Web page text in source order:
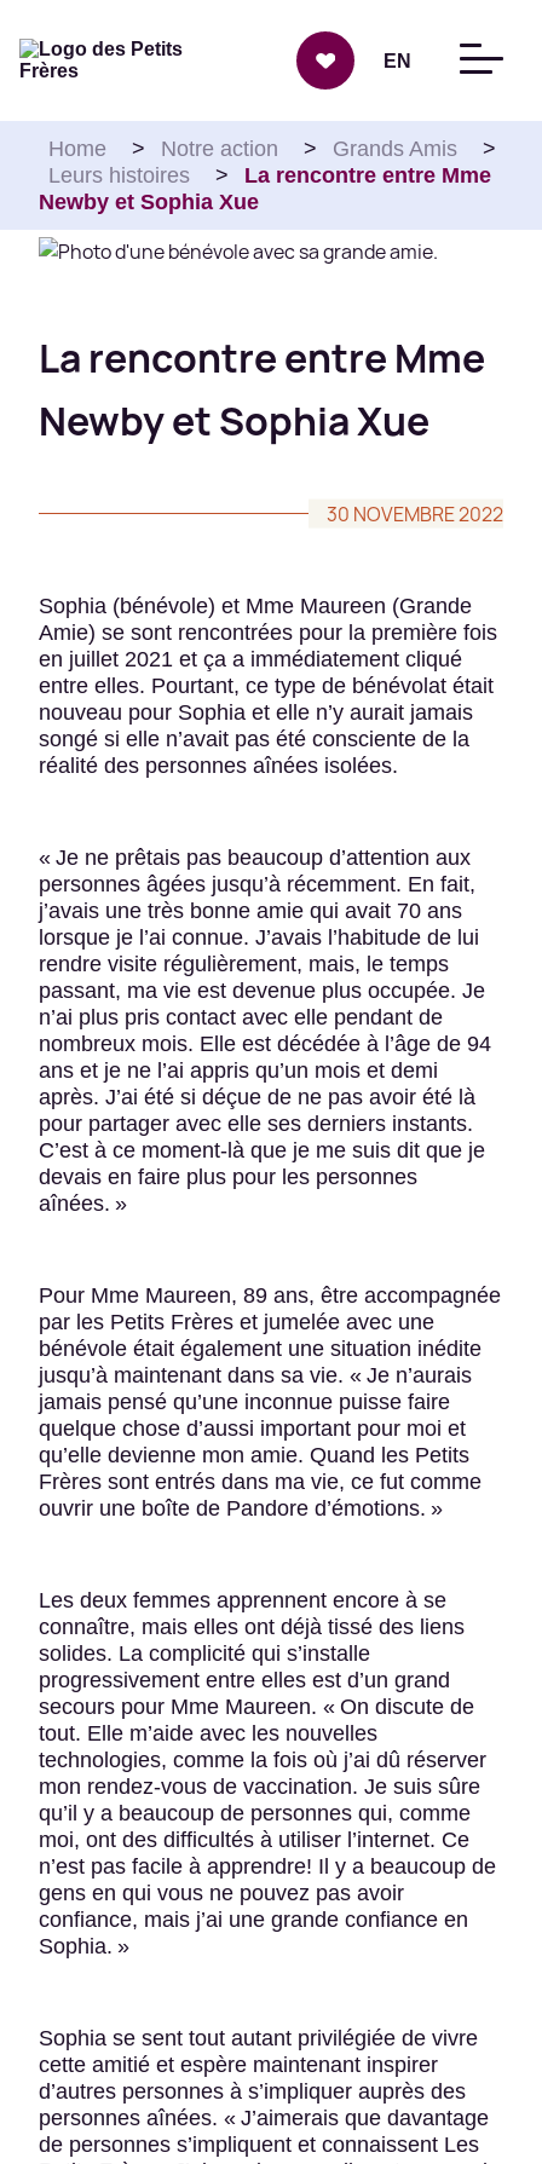
EN
Home > Notre action > Grands Amis
>
Leurs histoires
>
La rencontre entre Mme
Newby et Sophia Xue
La rencontre entre Mme
Newby et Sophia Xue
30 NOVEMBRE 2022
Sophia (bénévole) et Mme Maureen (Grande
Amie) se sont rencontrées pour la première fois
en juillet 2021 et ça a immédiatement cliqué
entre elles. Pourtant, ce type de bénévolat était
nouveau pour Sophia et elle n’y aurait jamais
songé si elle n’avait pas été consciente de la
réalité des personnes aînées isolées.
« Je ne prêtais pas beaucoup d’attention aux
personnes âgées jusqu’à récemment. En fait,
j’avais une très bonne amie qui avait 70 ans
lorsque je l’ai connue. J’avais l’habitude de lui
rendre visite régulièrement, mais, le temps
passant, ma vie est devenue plus occupée. Je
n’ai plus pris contact avec elle pendant de
nombreux mois. Elle est décédée à l’âge de 94
ans et je ne l’ai appris qu’un mois et demi
après. J’ai été si déçue de ne pas avoir été là
pour partager avec elle ses derniers instants.
C’est à ce moment-là que je me suis dit que je
devais en faire plus pour les personnes
aînées. »
Pour Mme Maureen, 89 ans, être accompagnée
par les Petits Frères et jumelée avec une
bénévole était également une situation inédite
jusqu’à maintenant dans sa vie. « Je n’aurais
jamais pensé qu’une inconnue puisse faire
quelque chose d’aussi important pour moi et
qu’elle devienne mon amie. Quand les Petits
Frères sont entrés dans ma vie, ce fut comme
ouvrir une boîte de Pandore d’émotions. »
Les deux femmes apprennent encore à se
connaître, mais elles ont déjà tissé des liens
solides. La complicité qui s’installe
progressivement entre elles est d’un grand
secours pour Mme Maureen. « On discute de
tout. Elle m’aide avec les nouvelles
technologies, comme la fois où j’ai dû réserver
mon rendez-vous de vaccination. Je suis sûre
qu’il y a beaucoup de personnes qui, comme
moi, ont des difficultés à utiliser l’internet. Ce
n’est pas facile à apprendre! Il y a beaucoup de
gens en qui vous ne pouvez pas avoir
confiance, mais j’ai une grande confiance en
Sophia. »
Sophia se sent tout autant privilégiée de vivre
cette amitié et espère maintenant inspirer
d’autres personnes à s’impliquer auprès des
personnes aînées. « J’aimerais que davantage
de personnes s’impliquent et connaissent Les